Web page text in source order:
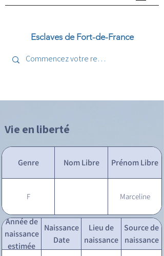
Esclaves de Fort-de-France
Vie en liberté
Genre Nom Libre Prénom Libre
F Marceline
Année de
naissance
estimée
Naissance
Date
Lieu de
naissance
Source de
naissance